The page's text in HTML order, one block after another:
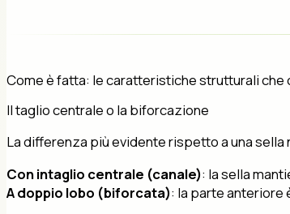
Come è fatta: le caratteristiche strutturali che
Il taglio centrale o la biforcazione
La differenza più evidente rispetto a una
Con intaglio centrale (canale): la sella
A doppio lobo (biforcata): la parte anteriore